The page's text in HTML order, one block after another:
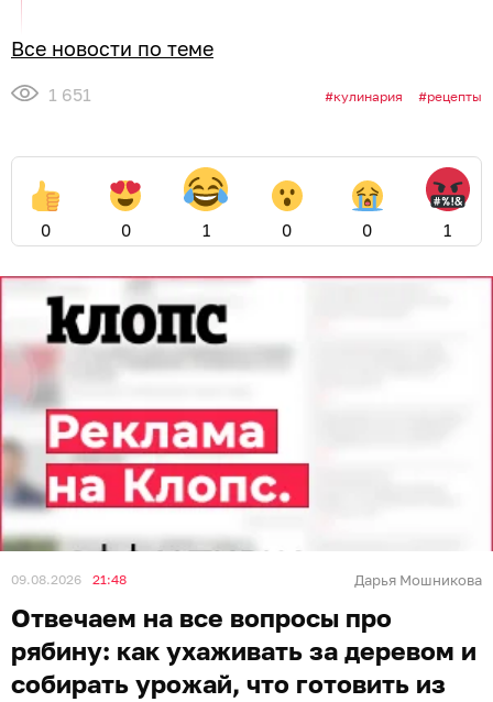
Все новости по теме
1 651 кулинария рецепты
0 0 1 0 0 1
09.08.2026 21:48 Дарья Мошникова
Отвечаем на все вопросы про
рябину: как ухаживать за деревом и
собирать урожай, что готовить из